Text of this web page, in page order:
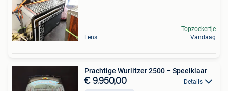
Lens
Topzoekertje
Vandaag
Prachtige Wurlitzer 2500 – Speelklaar
€ 9.950,00 Details